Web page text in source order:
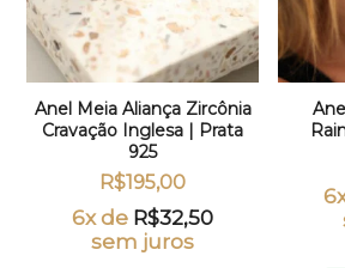
Anel Meia Aliança Zircônia
Cravação Inglesa | Prata
925
R$195,00
6x de R$32,50
sem juros